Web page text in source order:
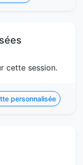
cette session.
personnalisée